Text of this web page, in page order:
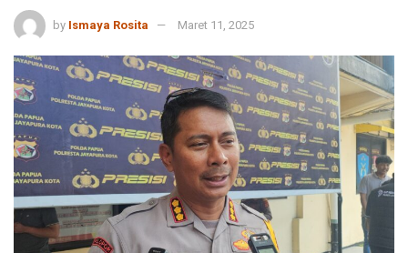
by Ismaya Rosita Maret 11, 2025